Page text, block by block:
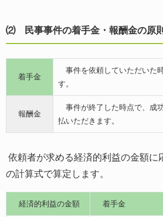
⑵ 民事事件の着手金・報酬金の原
着手金
事件を依頼していただいた
す。
報酬金
事件が終了した時点で、成
払いただきます。
依頼者が求める経済的利益の金額に
の計算式で算定します。
経済的利益の金額 着手金